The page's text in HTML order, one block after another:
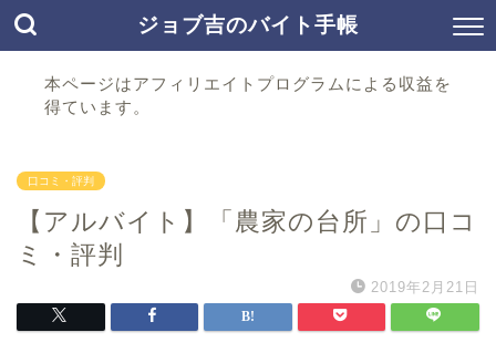
ジョブ吉のバイト手帳
本ページはアフィリエイトプログラムによる収益を
得ています。
口コミ・評判
【アルバイト】「農家の台所」の口コ
ミ・評判
2019年2月21日